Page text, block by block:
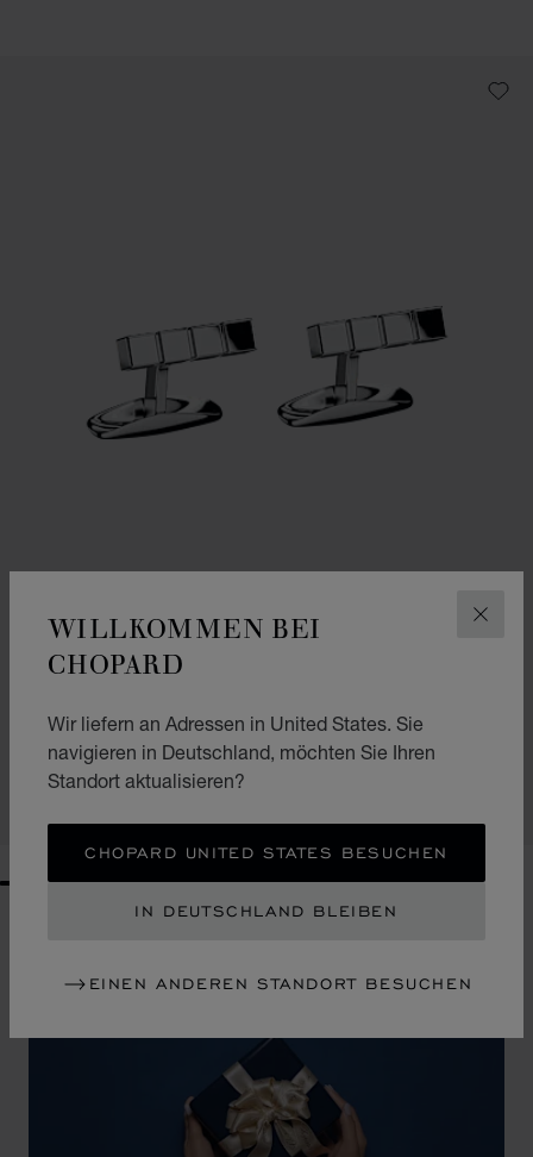
WILLKOMMEN BEI
CHOPARD
Wir liefern an Adressen in United States. Sie
navigieren in Deutschland, möchten Sie Ihren
Standort aktualisieren?
CHOPARD UNITED STATES BESUCHEN
IN DEUTSCHLAND BLEIBEN
EINEN ANDEREN STANDORT BESUCHEN
MANSCHETTENKNÖPFE ICE CUBE PURE
EDELSTAHL